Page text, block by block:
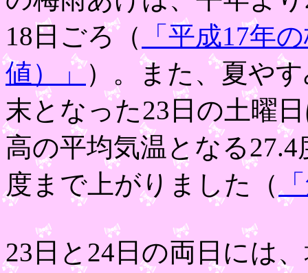
18日ごろ（
「平成17年
値）」）。また、夏や
末となった23日の土曜
高の平均気温となる
度まで上がりました（
23日と24日の両日には